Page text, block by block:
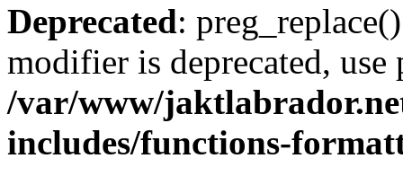
Deprecated:
modifier is deprecated,
/var/www/
includes/functions-